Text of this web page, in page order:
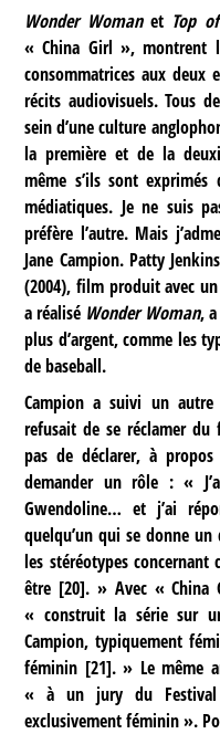
Wonder Womanet Top
« China Girl », montrent
consommatrices aux deux
récits audiovisuels. Tous
sein d’une culture
la première et de la
même s’ils sont
médiatiques. Je ne suis
préfère l’autre. Mais
Jane Campion. Patty
(2004), film produit avec
a réalisé Wonder Woman,
plus d’argent, comme les
de baseball.
Campion a suivi un
refusait de se réclamer du
pas de déclarer, à
demander un rôle : «
Gwendoline… et j’ai
quelqu’un qui se donne
les stéréotypes
être [20]. » Avec « China
« construit la série sur
Campion, typiquement
féminin [21]. » Le même
« à un jury du Festival
exclusivement féminin ».